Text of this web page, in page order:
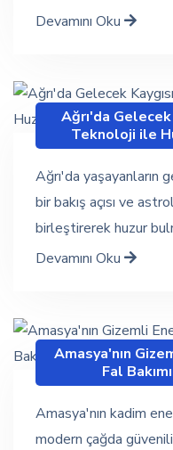
Devamını Oku
Ağrı'da
Teknoloji ile
Ağrı'da yaşayanların
bir bakış açısı ve
birleştirerek huzur
Devamını Oku
Amasya'nın
Fal
Amasya'nın kadim
modern çağda